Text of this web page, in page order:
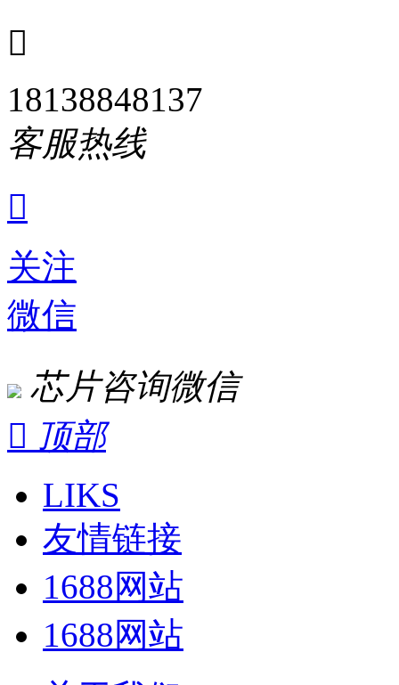

18138848137
客服热线

关注
微信
芯片咨询微信
 顶部
LIKS
友情链接
1688网站
1688网站